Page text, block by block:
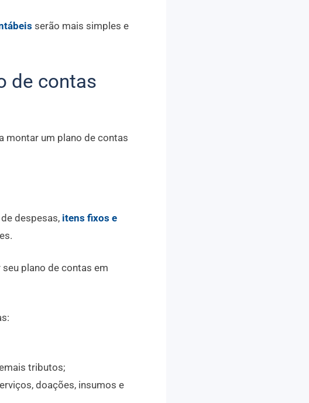
serão mais simples e
de contas
montar um plano de contas
despesas, itens fixos e
plano de contas em
tributos;
doações, insumos e